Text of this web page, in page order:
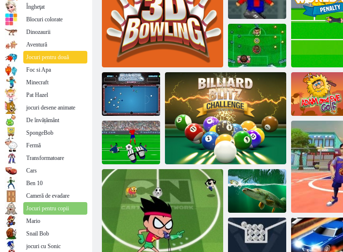
8 biliard de minge clasic
Stele de baschet Coș de Champs
Bowling 3D
Fotbal Headz
Cup 2
Leg Cinco
Maestru Biliard
Billiard Blitz Challenge
Adam și Eva
Golf
Portarul
Campion
Îngheţat
Blocuri colorate
Dinozaurii
Aventură
Jocuri pentru două
Foc si Apa
Minecraft
Pat Hazel
jocuri desene animate
De învățământ
SpongeBob
Fermă
Transformatoare
Cars
Ben 10
Cameră de evadare
Jocuri pentru copii
Mario
Snail Bob
jocuri cu Sonic